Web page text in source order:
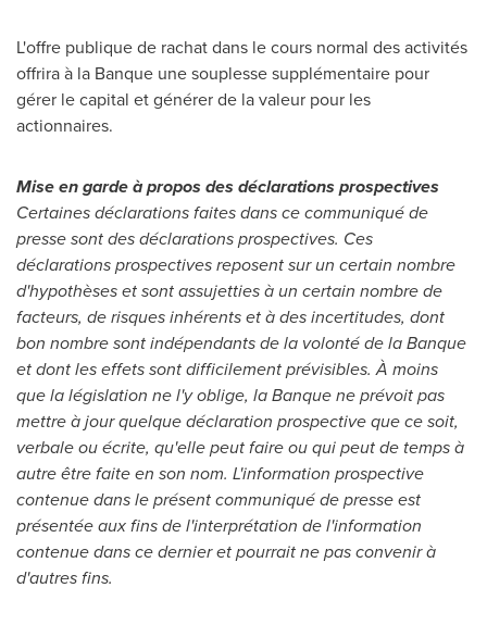
L'offre publique de rachat dans le cours normal des activités
offrira à la Banque une souplesse supplémentaire pour
gérer le capital et générer de la valeur pour les
actionnaires.
Mise en garde à propos des déclarations prospectives
Certaines déclarations faites dans ce communiqué de
presse sont des déclarations prospectives. Ces
déclarations prospectives reposent sur un certain nombre
d'hypothèses et sont assujetties à un certain nombre de
facteurs, de risques inhérents et à des incertitudes, dont
bon nombre sont indépendants de la volonté de la Banque
et dont les effets sont difficilement prévisibles. À moins
que la législation ne l'y oblige, la Banque ne prévoit pas
mettre à jour quelque déclaration prospective que ce soit,
verbale ou écrite, qu'elle peut faire ou qui peut de temps à
autre être faite en son nom. L'information prospective
contenue dans le présent communiqué de presse est
présentée aux fins de l'interprétation de l'information
contenue dans ce dernier et pourrait ne pas convenir à
d'autres fins.